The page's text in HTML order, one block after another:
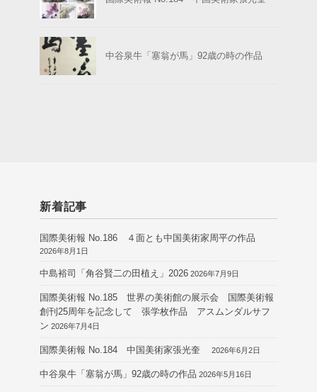
中谷泉牛「塞翁が馬」92歳の時の作品
新着記事
国際美術報 No.186 ４面とも中国美術家周平の作品
2026年8月1日
中島裕司「角谷賢二の田植え」2026 2026年7月9日
国際美術報 No.185 世界の美術館の展示会 国際美術報
創刊25周年を記念して 張学枚作品 アスムンダルサフ
ン 2026年7月4日
国際美術報 No.184 中国美術家張光奎 2026年6月2日
中谷泉牛「塞翁が馬」92歳の時の作品 2026年5月16日